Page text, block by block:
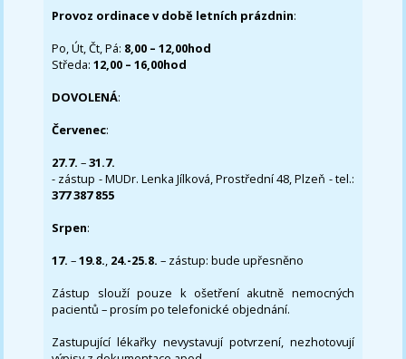
Provoz ordinace v době letních prázdnin:
Po, Út, Čt, Pá: 8,00 – 12,00hod
Středa:12,00 – 16,00hod
DOVOLENÁ:
Červenec:
27.7.–31.7.
- zástup - MUDr. Lenka Jílková, Prostřední 48, Plzeň - tel.:
377 387 855
Srpen:
17. –19.8., 24.-25.8. – zástup: bude upřesněno
Zástup slouží pouze k ošetření akutně nemocných
pacientů – prosím po telefonické objednání.
Zastupující lékařky nevystavují potvrzení, nezhotovují